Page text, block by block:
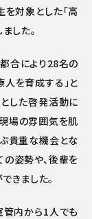
対象とした「高
した。
合により28名の
を育成する」と
した啓発活動に
場の雰囲気を肌
貴重な機会とな
の姿勢や、後輩を
きました。
管内から1人でも